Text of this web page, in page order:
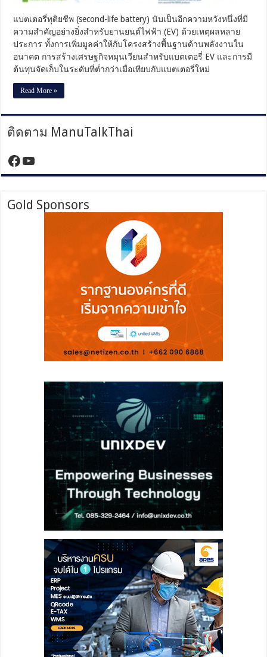
เหรียญ
สหรัฐ
ในปี
แบตเตอรี่ทุติยชีพ (second-life battery) นับเป็นอีกความหวังหนึ่งที่มี
ความสำคัญอย่างยิ่งสำหรับยานยนต์ไฟฟ้า (EV) ด้วยเหตุผลหลาย
ประการ ทั้งการเพิ่มมูลค่าให้กับโครงสร้างพื้นฐานด้านพลังงานใน
อนาคต การสร้างเศรษฐกิจหมุนเวียนสำหรับแบตเตอรี่ EV และการมี
ต้นทุนจัดเก็บในระดับที่ต่ำกว่าเมื่อเทียบกับแบตเตอรี่ใหม่
Read More »
ติดตาม ManuTalkThai
https://www.facebook.com/
YouTube
Gold Sponsors